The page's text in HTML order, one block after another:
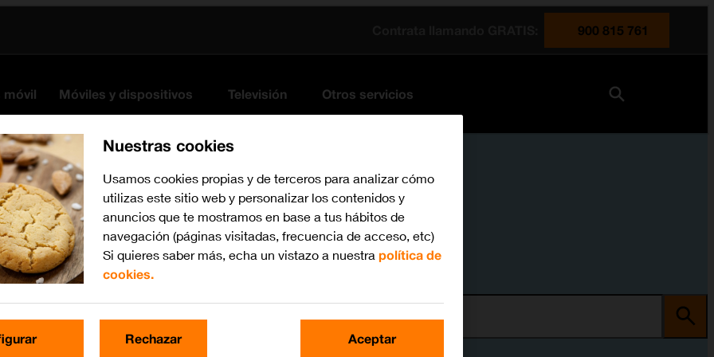
900 815 761
móvil Móviles y dispositivos Televisión Otros servicios
Nuestras cookies
Usamos cookies propias y de terceros para analizar cómo
utilizas este sitio web y personalizar los contenidos y
anuncios que te mostramos en base a tus hábitos de
navegación (páginas visitadas, frecuencia de acceso, etc)
Si quieres saber más, echa un vistazo a nuestra política de
cookies.
Rechazar Aceptar